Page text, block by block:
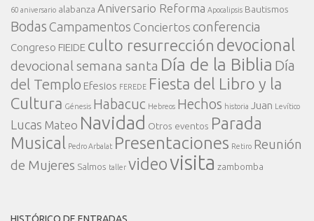
60 aniversario alabanza Aniversario Reforma Apocalipsis Bautismos
Bodas Campamentos Conciertos conferencia
Congreso FIEIDE culto resurrección devocional
devocional semana santa Día de la Biblia Día
del Templo Efesios FEREDE Fiesta del Libro y la
Cultura Génesis Habacuc Hebreos Hechos historia Juan Levítico
Lucas Mateo Navidad Otros eventos Parada
Musical
Pedro Arbalat Presentaciones Retiro Reunión
de Mujeres Salmos taller videovisita zambomba
HISTÓRICO DE ENTRADAS